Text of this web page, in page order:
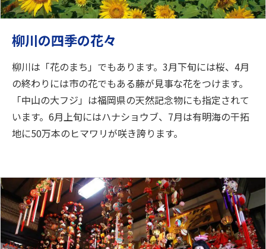
柳川の四季の花々
柳川は「花のまち」でもあります。3月下旬には桜、4月
の終わりには市の花でもある藤が見事な花をつけます。
「中山の大フジ」は福岡県の天然記念物にも指定されて
います。6月上旬にはハナショウブ、7月は有明海の干拓
地に50万本のヒマワリが咲き誇ります。